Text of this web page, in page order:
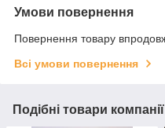
Умови повернення
Повернення товару
Всі умови повернення
Подібні товари компанії